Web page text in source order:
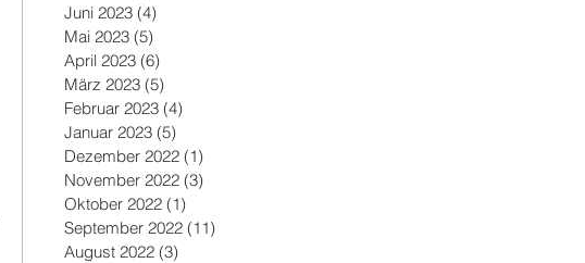
Juni 2023 (4)
Mai 2023 (5)
April 2023 (6)
März 2023 (5)
Februar 2023 (4)
Januar 2023 (5)
Dezember 2022 (1)
November 2022 (3)
Oktober 2022 (1)
September 2022 (11)
August 2022 (3)